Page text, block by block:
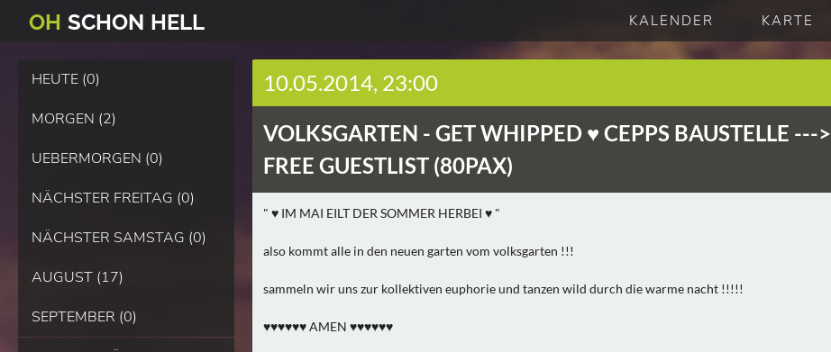
OH SCHON HELL KALENDER KARTE
HEUTE (0)
MORGEN (2)
UEBERMORGEN (0)
NÄCHSTER FREITAG (0)
NÄCHSTER SAMSTAG (0)
AUGUST (17)
SEPTEMBER (0)
10.05.2014, 23:00
VOLKSGARTEN - GET WHIPPED ♥ CEPPS BAUSTELLE --->
FREE GUESTLIST (80PAX)
" ♥ IM MAI EILT DER SOMMER HERBEI ♥ "
also kommt alle in den neuen garten vom volksgarten !!!
sammeln wir uns zur kollektiven euphorie und tanzen wild durch die warme nacht !!!!!
♥♥♥♥♥♥ AMEN ♥♥♥♥♥♥